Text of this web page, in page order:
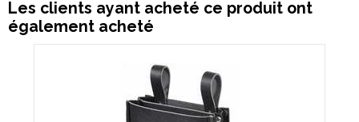
Les clients ayant acheté ce produit ont
également acheté